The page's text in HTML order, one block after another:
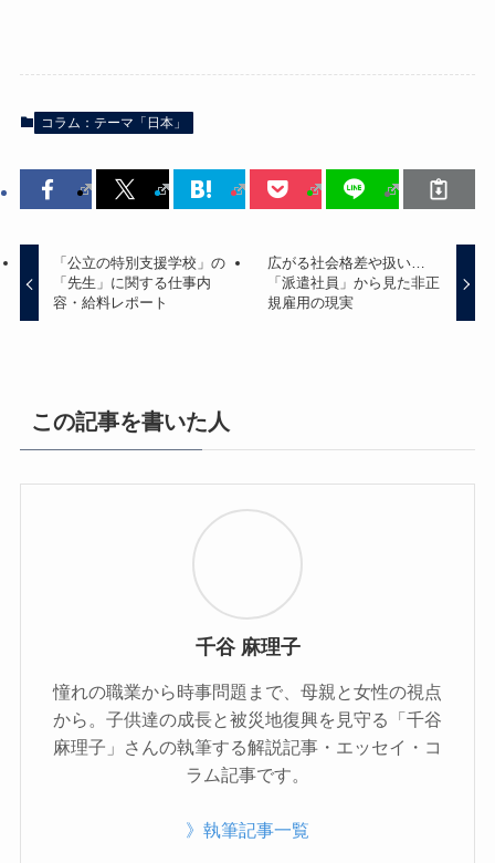
コラム：テーマ「日本」
「公立の特別支援学校」の
「先生」に関する仕事内
容・給料レポート
広がる社会格差や扱い…
「派遣社員」から見た非正
規雇用の現実
この記事を書いた人
千谷 麻理子
憧れの職業から時事問題まで、母親と女性の視点
から。子供達の成長と被災地復興を見守る「千谷
麻理子」さんの執筆する解説記事・エッセイ・コ
ラム記事です。
》執筆記事一覧